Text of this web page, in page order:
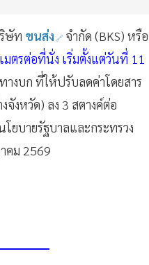
ษัท ขนส่ง จำกัด (BKS) หรือ
มตรต่อที่นั่ง เริ่มตั้งแต่วันที่ 11
งบก ที่ให้ปรับลดค่าโดยสาร
จังหวัด) ลง 3 สตางค์ต่อ
ยบายรัฐบาลและกระทรวง
คม 2569